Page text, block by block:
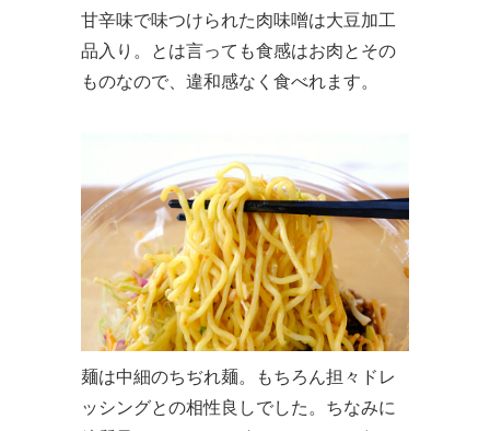
甘辛味で味つけられた肉味噌は大豆加工
品入り。とは言っても食感はお肉とその
ものなので、違和感なく食べれます。
麺は中細のちぢれ麺。もちろん担々ドレ
ッシングとの相性良しでした。ちなみに